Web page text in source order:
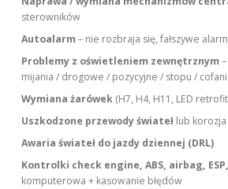
sterowników
Autoalarm – nie rozbraja się, fałszywe
Problemy z oświetleniem zewnętrznym
mijania / drogowe / pozycyjne / stopu /
Wymiana żarówek (H7, H4, H11, LED
Uszkodzone przewody świateł lub
Awaria świateł do jazdy dziennej (DRL)
Kontrolki check engine, ABS, airbag,
komputerowa + kasowanie błędów